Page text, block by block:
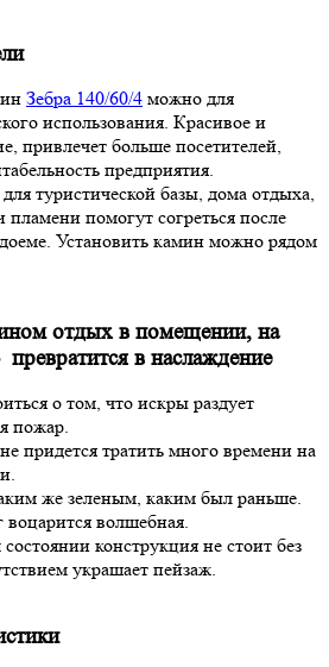
Зебра 140/60/4 можно для
использования. Красивое и
привлечет больше посетителей,
предприятия.
туристической базы, дома отдыха,
помогут согреться после
Установить камин можно рядом
отдых в помещении, на
в наслаждение
о том, что искры раздует
пожар.
придется тратить много времени на
же зеленым, каким был раньше.
волшебная.
конструкция не стоит без
украшает пейзаж.